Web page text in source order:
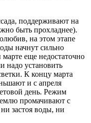
поддерживают на
быть прохладнее).
на этом этапе
начнут сильно
еще недостаточно
надо установить
К концу марта
и с апреля
день. Режим
промачивают с
застоя воды, ни